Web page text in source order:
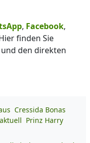
, Facebook,
finden Sie
den direkten
Cressida Bonas
Prinz Harry